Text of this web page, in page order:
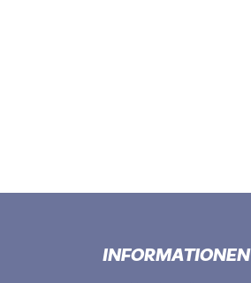
INFORMATIONEN